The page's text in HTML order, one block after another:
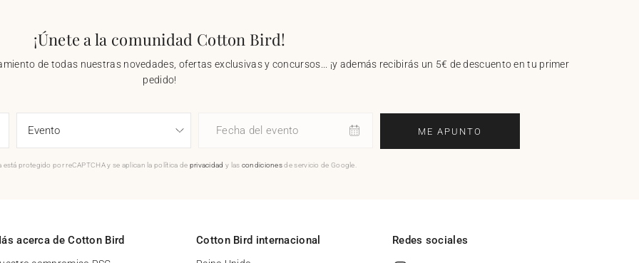
¡Únete a la comunidad Cotton Bird!
de todas nuestras novedades, ofertas exclusivas y concursos... ¡y además recibirás un 5€ de descuento en tu primer
pedido!
Fecha del evento ME APUNTO
está protegido por reCAPTCHA y se aplican la política de privacidad y las condicionesde servicio de Google.
acerca de Cotton Bird Cotton Bird internacional Redes sociales